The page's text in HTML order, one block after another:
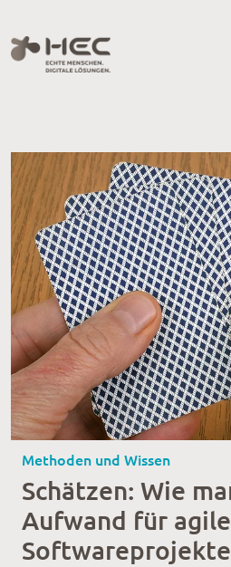
Methoden und Wissen
Schätzen: Wie
Aufwand für agile